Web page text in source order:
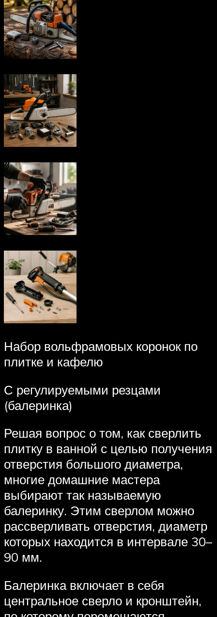
Набор вольфрамовых коронок по
плитке и кафелю
С регулируемыми резцами
(балеринка)
Решая вопрос о том, как сверлить
плитку в ванной с целью получения
отверстия большого диаметра,
многие домашние мастера
выбирают так называемую
балеринку. Этим сверлом можно
рассверливать отверстия, диаметр
которых находится в интервале 30–
90 мм.
Балеринка включает в себя
центральное сверло и кронштейн,